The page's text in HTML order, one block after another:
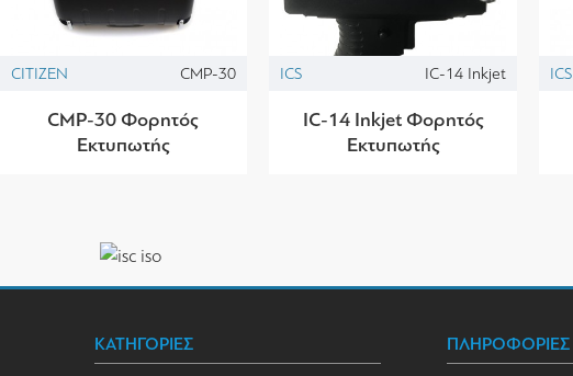
CITIZEN CMP-30
CMP-30 Φορητός
Εκτυπωτής
ICS IC-14 Inkjet
IC-14 Inkjet Φορητός
Εκτυπωτής
ICS
ΚΑΤΗΓΟΡΙΕΣ ΠΛΗΡΟΦΟΡΙΕΣ